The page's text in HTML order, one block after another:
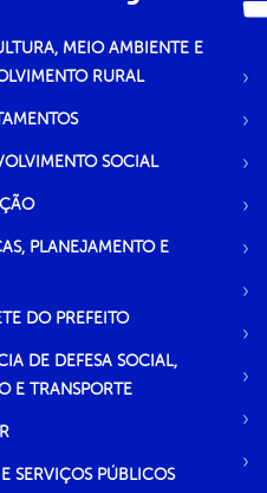
MEIO AMBIENTE E
RURAL
SOCIAL
PLANEJAMENTO E
DO PREFEITO
DE DEFESA SOCIAL,
E TRANSPORTE
SERVIÇOS PÚBLICOS